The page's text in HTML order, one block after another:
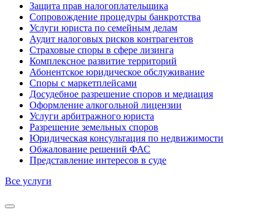
Защита прав налогоплательщика
Сопровождение процедуры банкротства
Услуги юриста по семейным делам
Аудит налоговых рисков контрагентов
Страховые споры в сфере лизинга
Комплексное развитие территорий
Абонентское юридическое обслуживание
Споры с маркетплейсами
Досудебное разрешение споров и медиация
Оформление алкогольной лицензии
Услуги арбитражного юриста
Разрешение земельных споров
Юридическая консультация по недвижимости
Обжалование решений ФАС
Представление интересов в суде
Все услуги